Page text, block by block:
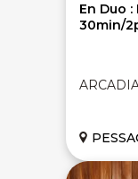
En Duo :
30min/